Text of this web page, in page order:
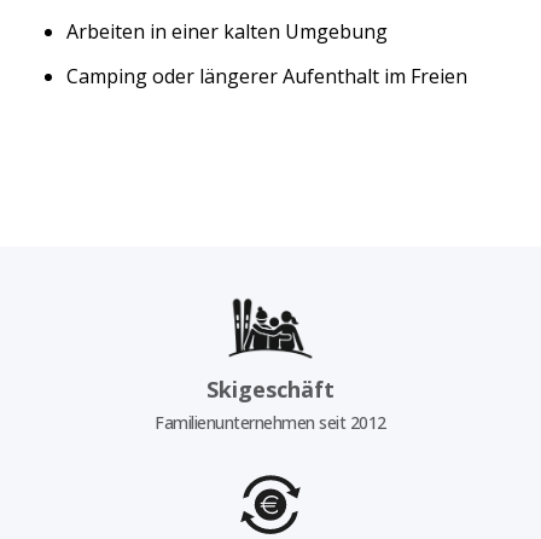
Arbeiten in einer kalten Umgebung
Camping oder längerer Aufenthalt im Freien
Skigeschäft
Familienunternehmen seit 2012